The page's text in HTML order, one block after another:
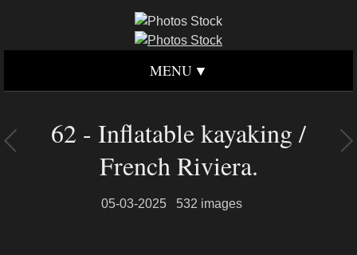
MENU
62 - Inflatable kayaking /
French Riviera.
05-03-2025 532 images